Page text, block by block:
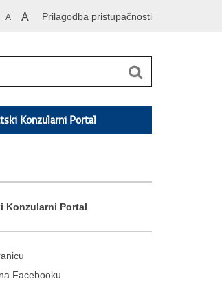
A A Prilagodba pristupačnosti
Konzularni Portal
Konzularni Portal
Facebooku